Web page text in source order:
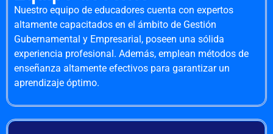
Nuestro equipo de educadores cuenta con expertos
altamente capacitados en el ámbito de Gestión
Gubernamental y Empresarial, poseen una sólida
experiencia profesional. Además, emplean métodos de
enseñanza altamente efectivos para garantizar un
aprendizaje óptimo.